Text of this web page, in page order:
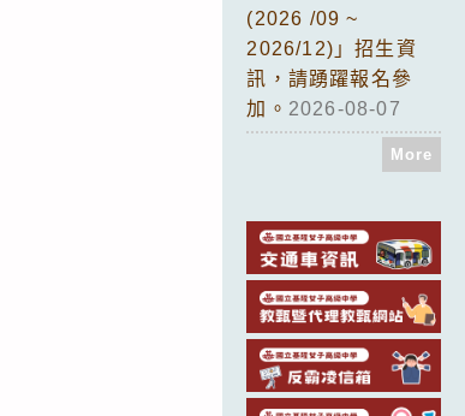
(2026 /09 ~
2026/12)」招生資
訊，請踴躍報名參
加。 2026-08-07
More